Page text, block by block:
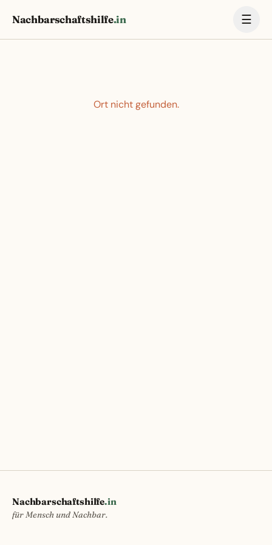
Nachbarschaftshilfe.in ☰
Ort nicht gefunden.
Nachbarschaftshilfe.in
für Mensch und Nachbar.